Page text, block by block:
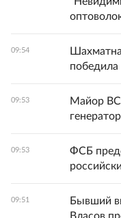
09:54
09:53
Майор
09:53
ФСБ
09:51
Бывший